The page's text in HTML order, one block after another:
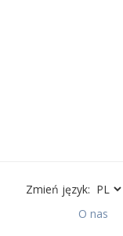
Zmień język:
O nas